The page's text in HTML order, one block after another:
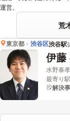
運営。
荒
東京都 渋谷区渋谷駅
伊藤
水野泰
最寄り駅
解決